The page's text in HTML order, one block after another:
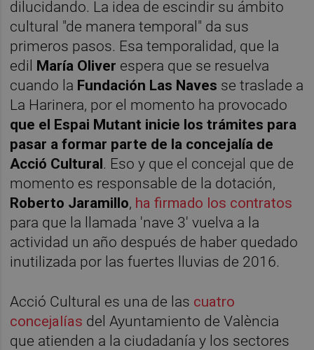
dilucidando. La idea de escindir su ámbito
cultural "de manera temporal" da sus
primeros pasos. Esa temporalidad, que la
edil María Oliver espera que se resuelva
cuando la Fundación Las Naves se traslade a
La Harinera, por el momento ha provocado
que el Espai Mutant inicie los trámites para
pasar a formar parte de la concejalía de
Acció Cultural. Eso y que el concejal que de
momento es responsable de la dotación,
Roberto Jaramillo, ha firmado los contratos
para que la llamada 'nave 3' vuelva a la
actividad un año después de haber quedado
inutilizada por las fuertes lluvias de 2016.
Acció Cultural es una de las cuatro
concejalías del Ayuntamiento de València
que atienden a la ciudadanía y los sectores